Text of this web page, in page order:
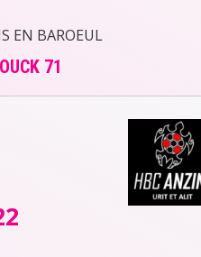
EN BAROEUL
71